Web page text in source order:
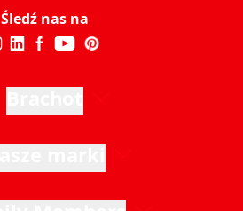
Śledź nas na